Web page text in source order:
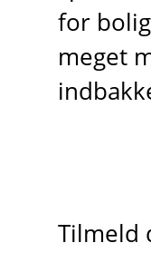
for
meget
Tilmeld